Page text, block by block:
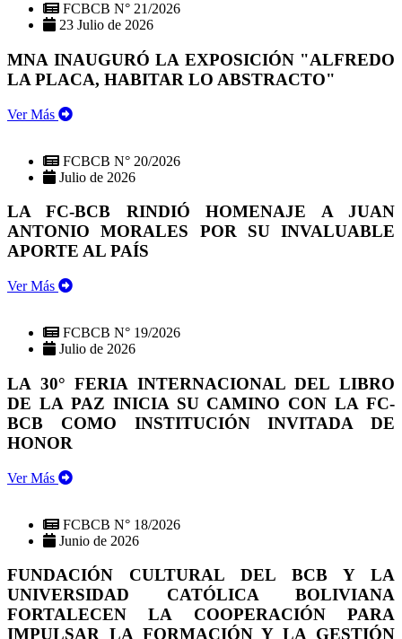
FCBCB N° 21/2026
23 Julio de 2026
MNA INAUGURÓ LA EXPOSICIÓN "ALFREDO
LA PLACA, HABITAR LO ABSTRACTO"
Ver Más
FCBCB N° 20/2026
Julio de 2026
LA FC-BCB RINDIÓ HOMENAJE A JUAN
ANTONIO MORALES POR SU INVALUABLE
APORTE AL PAÍS
Ver Más
FCBCB N° 19/2026
Julio de 2026
LA 30° FERIA INTERNACIONAL DEL LIBRO
DE LA PAZ INICIA SU CAMINO CON LA FC-
BCB COMO INSTITUCIÓN INVITADA DE
HONOR
Ver Más
FCBCB N° 18/2026
Junio de 2026
FUNDACIÓN CULTURAL DEL BCB Y LA
UNIVERSIDAD CATÓLICA BOLIVIANA
FORTALECEN LA COOPERACIÓN PARA
IMPULSAR LA FORMACIÓN Y LA GESTIÓN